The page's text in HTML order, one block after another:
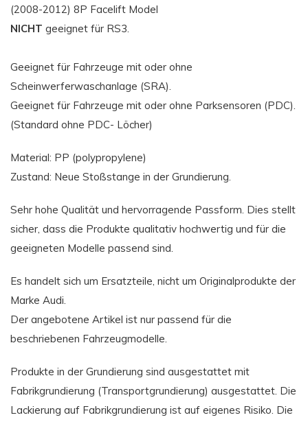
(2008-2012) 8P Facelift Model
NICHT geeignet für RS3.
Geeignet für Fahrzeuge mit oder ohne
Scheinwerferwaschanlage (SRA).
Geeignet für Fahrzeuge mit oder ohne Parksensoren (PDC).
(Standard ohne PDC- Löcher)
Material: PP (polypropylene)
Zustand: Neue Stoßstange in der Grundierung.
Sehr hohe Qualität und hervorragende Passform. Dies stellt
sicher, dass die Produkte qualitativ hochwertig und für die
geeigneten Modelle passend sind.
Es handelt sich um Ersatzteile, nicht um Originalprodukte der
Marke Audi.
Der angebotene Artikel ist nur passend für die
beschriebenen Fahrzeugmodelle.
Produkte in der Grundierung sind ausgestattet mit
Fabrikgrundierung (Transportgrundierung) ausgestattet. Die
Lackierung auf Fabrikgrundierung ist auf eigenes Risiko. Die